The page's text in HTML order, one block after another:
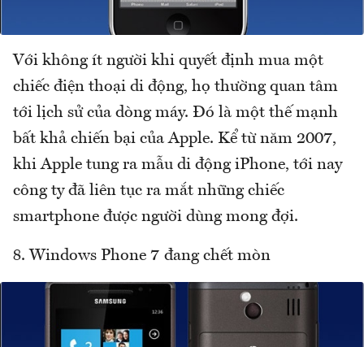
Với không ít người khi quyết định mua một
chiếc điện thoại di động, họ thường quan tâm
tới lịch sử của dòng máy. Đó là một thế mạnh
bất khả chiến bại của Apple. Kể từ năm 2007,
khi Apple tung ra mẫu di động iPhone, tới nay
công ty đã liên tục ra mắt những chiếc
smartphone được người dùng mong đợi.
8. Windows Phone 7 đang chết mòn